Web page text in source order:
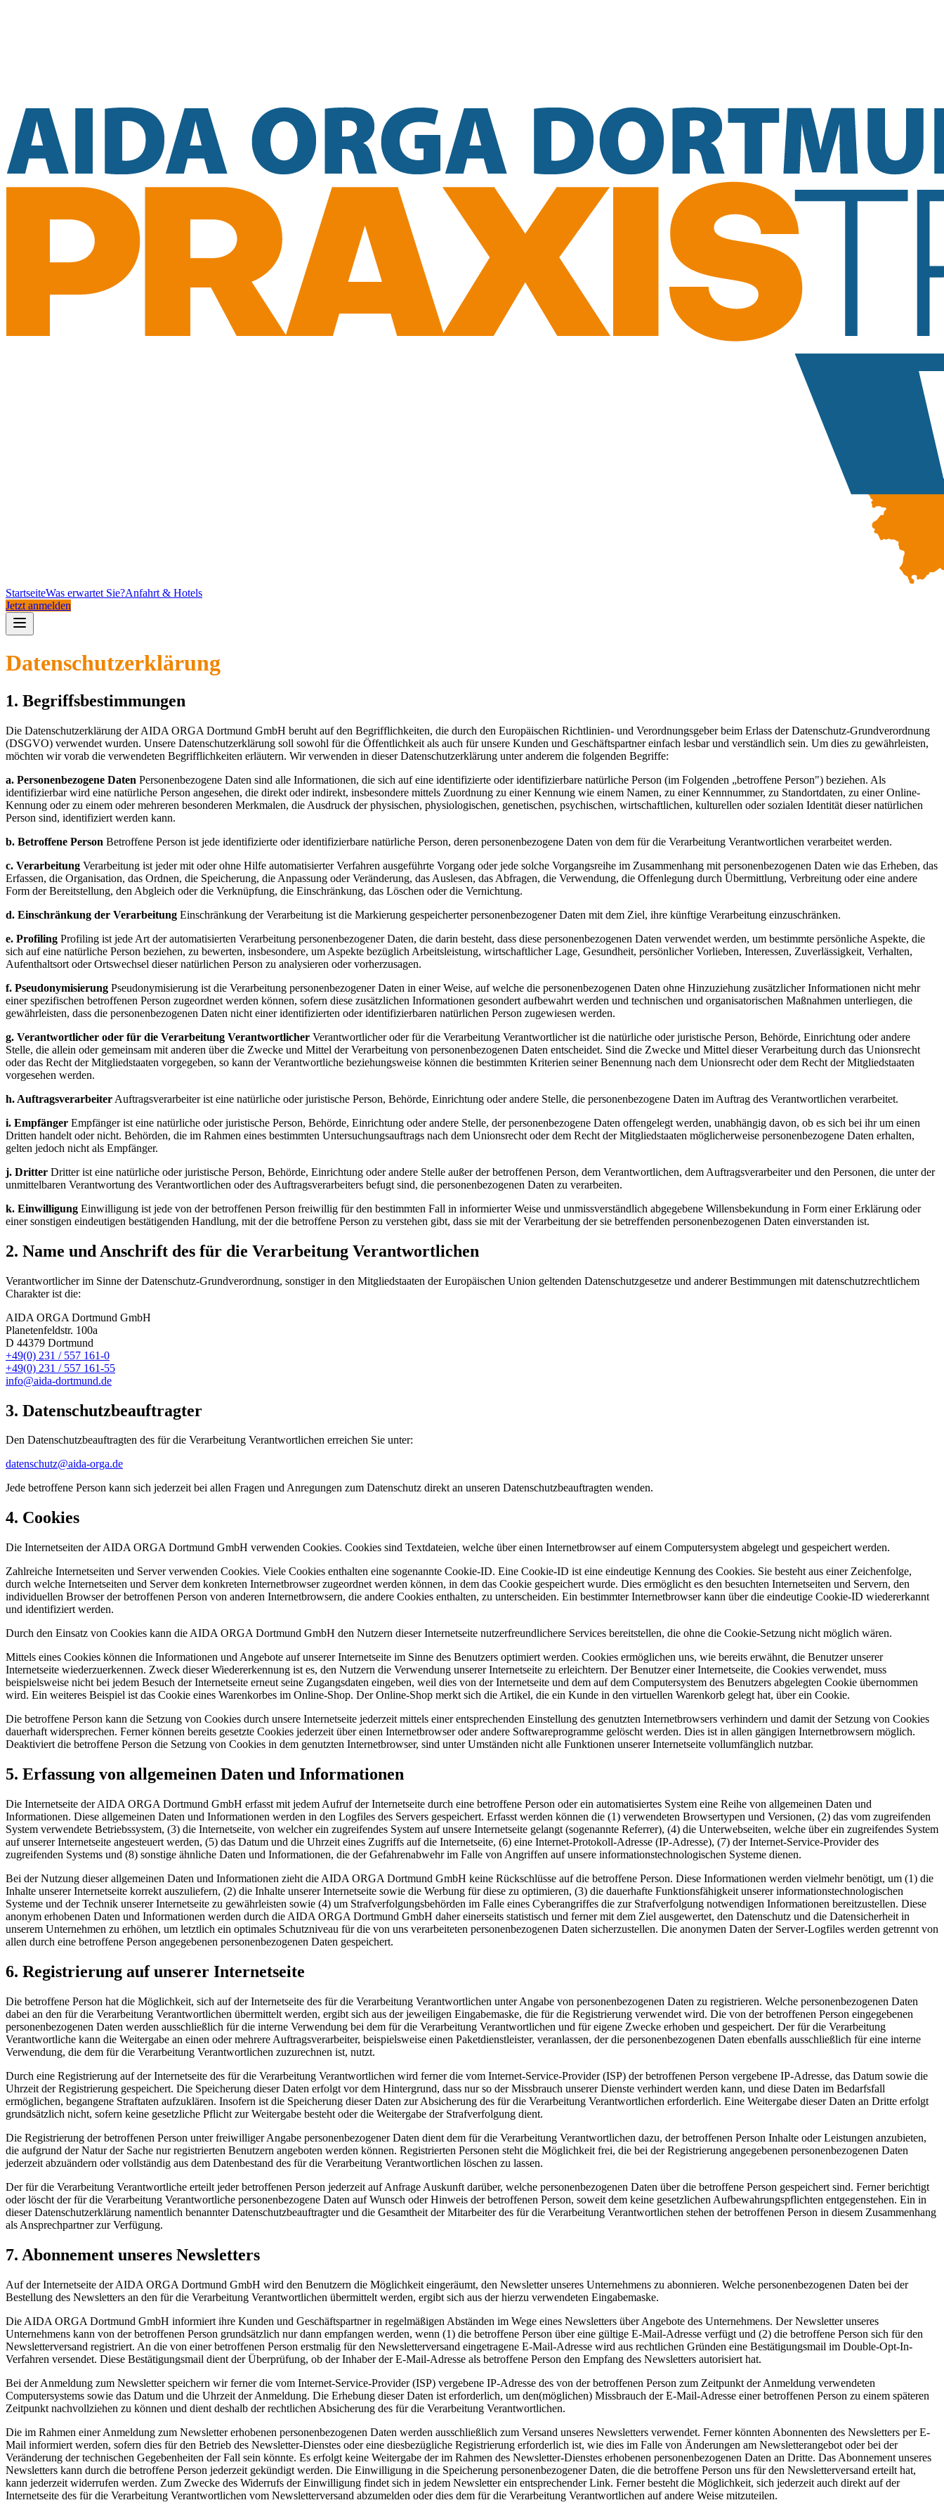
StartseiteWas erwartet Sie?Anfahrt & Hotels
Jetzt anmelden
Datenschutzerklärung
1. Begriffsbestimmungen
Die Datenschutzerklärung der AIDA ORGA Dortmund GmbH beruht auf den Begrifflichkeiten, die durch den Europäischen Richtlinien- und Verordnungsgeber beim Erlass der Datenschutz-Grundverordnung
(DSGVO) verwendet wurden. Unsere Datenschutzerklärung soll sowohl für die Öffentlichkeit als auch für unsere Kunden und Geschäftspartner einfach lesbar und verständlich sein. Um dies zu gewährleisten,
möchten wir vorab die verwendeten Begrifflichkeiten erläutern. Wir verwenden in dieser Datenschutzerklärung unter anderem die folgenden Begriffe:
a. Personenbezogene Daten Personenbezogene Daten sind alle Informationen, die sich auf eine identifizierte oder identifizierbare natürliche Person (im Folgenden „betroffene Person") beziehen. Als
identifizierbar wird eine natürliche Person angesehen, die direkt oder indirekt, insbesondere mittels Zuordnung zu einer Kennung wie einem Namen, zu einer Kennnummer, zu Standortdaten, zu einer Online-
Kennung oder zu einem oder mehreren besonderen Merkmalen, die Ausdruck der physischen, physiologischen, genetischen, psychischen, wirtschaftlichen, kulturellen oder sozialen Identität dieser natürlichen
Person sind, identifiziert werden kann.
b. Betroffene Person Betroffene Person ist jede identifizierte oder identifizierbare natürliche Person, deren personenbezogene Daten von dem für die Verarbeitung Verantwortlichen verarbeitet werden.
c. Verarbeitung Verarbeitung ist jeder mit oder ohne Hilfe automatisierter Verfahren ausgeführte Vorgang oder jede solche Vorgangsreihe im Zusammenhang mit personenbezogenen Daten wie das Erheben, das
Erfassen, die Organisation, das Ordnen, die Speicherung, die Anpassung oder Veränderung, das Auslesen, das Abfragen, die Verwendung, die Offenlegung durch Übermittlung, Verbreitung oder eine andere
Form der Bereitstellung, den Abgleich oder die Verknüpfung, die Einschränkung, das Löschen oder die Vernichtung.
d. Einschränkung der Verarbeitung Einschränkung der Verarbeitung ist die Markierung gespeicherter personenbezogener Daten mit dem Ziel, ihre künftige Verarbeitung einzuschränken.
e. Profiling Profiling ist jede Art der automatisierten Verarbeitung personenbezogener Daten, die darin besteht, dass diese personenbezogenen Daten verwendet werden, um bestimmte persönliche Aspekte, die
sich auf eine natürliche Person beziehen, zu bewerten, insbesondere, um Aspekte bezüglich Arbeitsleistung, wirtschaftlicher Lage, Gesundheit, persönlicher Vorlieben, Interessen, Zuverlässigkeit, Verhalten,
Aufenthaltsort oder Ortswechsel dieser natürlichen Person zu analysieren oder vorherzusagen.
f. Pseudonymisierung Pseudonymisierung ist die Verarbeitung personenbezogener Daten in einer Weise, auf welche die personenbezogenen Daten ohne Hinzuziehung zusätzlicher Informationen nicht mehr
einer spezifischen betroffenen Person zugeordnet werden können, sofern diese zusätzlichen Informationen gesondert aufbewahrt werden und technischen und organisatorischen Maßnahmen unterliegen, die
gewährleisten, dass die personenbezogenen Daten nicht einer identifizierten oder identifizierbaren natürlichen Person zugewiesen werden.
g. Verantwortlicher oder für die Verarbeitung Verantwortlicher Verantwortlicher oder für die Verarbeitung Verantwortlicher ist die natürliche oder juristische Person, Behörde, Einrichtung oder andere
Stelle, die allein oder gemeinsam mit anderen über die Zwecke und Mittel der Verarbeitung von personenbezogenen Daten entscheidet. Sind die Zwecke und Mittel dieser Verarbeitung durch das Unionsrecht
oder das Recht der Mitgliedstaaten vorgegeben, so kann der Verantwortliche beziehungsweise können die bestimmten Kriterien seiner Benennung nach dem Unionsrecht oder dem Recht der Mitgliedstaaten
vorgesehen werden.
h. Auftragsverarbeiter Auftragsverarbeiter ist eine natürliche oder juristische Person, Behörde, Einrichtung oder andere Stelle, die personenbezogene Daten im Auftrag des Verantwortlichen verarbeitet.
i. Empfänger Empfänger ist eine natürliche oder juristische Person, Behörde, Einrichtung oder andere Stelle, der personenbezogene Daten offengelegt werden, unabhängig davon, ob es sich bei ihr um einen
Dritten handelt oder nicht. Behörden, die im Rahmen eines bestimmten Untersuchungsauftrags nach dem Unionsrecht oder dem Recht der Mitgliedstaaten möglicherweise personenbezogene Daten erhalten,
gelten jedoch nicht als Empfänger.
j. Dritter Dritter ist eine natürliche oder juristische Person, Behörde, Einrichtung oder andere Stelle außer der betroffenen Person, dem Verantwortlichen, dem Auftragsverarbeiter und den Personen, die unter der
unmittelbaren Verantwortung des Verantwortlichen oder des Auftragsverarbeiters befugt sind, die personenbezogenen Daten zu verarbeiten.
k. Einwilligung Einwilligung ist jede von der betroffenen Person freiwillig für den bestimmten Fall in informierter Weise und unmissverständlich abgegebene Willensbekundung in Form einer Erklärung oder
einer sonstigen eindeutigen bestätigenden Handlung, mit der die betroffene Person zu verstehen gibt, dass sie mit der Verarbeitung der sie betreffenden personenbezogenen Daten einverstanden ist.
2. Name und Anschrift des für die Verarbeitung Verantwortlichen
Verantwortlicher im Sinne der Datenschutz-Grundverordnung, sonstiger in den Mitgliedstaaten der Europäischen Union geltenden Datenschutzgesetze und anderer Bestimmungen mit datenschutzrechtlichem
Charakter ist die:
AIDA ORGA Dortmund GmbH
Planetenfeldstr. 100a
D 44379 Dortmund
+49(0) 231 / 557 161-0
+49(0) 231 / 557 161-55
info@aida-dortmund.de
3. Datenschutzbeauftragter
Den Datenschutzbeauftragten des für die Verarbeitung Verantwortlichen erreichen Sie unter:
datenschutz@aida-orga.de
Jede betroffene Person kann sich jederzeit bei allen Fragen und Anregungen zum Datenschutz direkt an unseren Datenschutzbeauftragten wenden.
4. Cookies
Die Internetseiten der AIDA ORGA Dortmund GmbH verwenden Cookies. Cookies sind Textdateien, welche über einen Internetbrowser auf einem Computersystem abgelegt und gespeichert werden.
Zahlreiche Internetseiten und Server verwenden Cookies. Viele Cookies enthalten eine sogenannte Cookie-ID. Eine Cookie-ID ist eine eindeutige Kennung des Cookies. Sie besteht aus einer Zeichenfolge,
durch welche Internetseiten und Server dem konkreten Internetbrowser zugeordnet werden können, in dem das Cookie gespeichert wurde. Dies ermöglicht es den besuchten Internetseiten und Servern, den
individuellen Browser der betroffenen Person von anderen Internetbrowsern, die andere Cookies enthalten, zu unterscheiden. Ein bestimmter Internetbrowser kann über die eindeutige Cookie-ID wiedererkannt
und identifiziert werden.
Durch den Einsatz von Cookies kann die AIDA ORGA Dortmund GmbH den Nutzern dieser Internetseite nutzerfreundlichere Services bereitstellen, die ohne die Cookie-Setzung nicht möglich wären.
Mittels eines Cookies können die Informationen und Angebote auf unserer Internetseite im Sinne des Benutzers optimiert werden. Cookies ermöglichen uns, wie bereits erwähnt, die Benutzer unserer
Internetseite wiederzuerkennen. Zweck dieser Wiedererkennung ist es, den Nutzern die Verwendung unserer Internetseite zu erleichtern. Der Benutzer einer Internetseite, die Cookies verwendet, muss
beispielsweise nicht bei jedem Besuch der Internetseite erneut seine Zugangsdaten eingeben, weil dies von der Internetseite und dem auf dem Computersystem des Benutzers abgelegten Cookie übernommen
wird. Ein weiteres Beispiel ist das Cookie eines Warenkorbes im Online-Shop. Der Online-Shop merkt sich die Artikel, die ein Kunde in den virtuellen Warenkorb gelegt hat, über ein Cookie.
Die betroffene Person kann die Setzung von Cookies durch unsere Internetseite jederzeit mittels einer entsprechenden Einstellung des genutzten Internetbrowsers verhindern und damit der Setzung von Cookies
dauerhaft widersprechen. Ferner können bereits gesetzte Cookies jederzeit über einen Internetbrowser oder andere Softwareprogramme gelöscht werden. Dies ist in allen gängigen Internetbrowsern möglich.
Deaktiviert die betroffene Person die Setzung von Cookies in dem genutzten Internetbrowser, sind unter Umständen nicht alle Funktionen unserer Internetseite vollumfänglich nutzbar.
5. Erfassung von allgemeinen Daten und Informationen
Die Internetseite der AIDA ORGA Dortmund GmbH erfasst mit jedem Aufruf der Internetseite durch eine betroffene Person oder ein automatisiertes System eine Reihe von allgemeinen Daten und
Informationen. Diese allgemeinen Daten und Informationen werden in den Logfiles des Servers gespeichert. Erfasst werden können die (1) verwendeten Browsertypen und Versionen, (2) das vom zugreifenden
System verwendete Betriebssystem, (3) die Internetseite, von welcher ein zugreifendes System auf unsere Internetseite gelangt (sogenannte Referrer), (4) die Unterwebseiten, welche über ein zugreifendes System
auf unserer Internetseite angesteuert werden, (5) das Datum und die Uhrzeit eines Zugriffs auf die Internetseite, (6) eine Internet-Protokoll-Adresse (IP-Adresse), (7) der Internet-Service-Provider des
zugreifenden Systems und (8) sonstige ähnliche Daten und Informationen, die der Gefahrenabwehr im Falle von Angriffen auf unsere informationstechnologischen Systeme dienen.
Bei der Nutzung dieser allgemeinen Daten und Informationen zieht die AIDA ORGA Dortmund GmbH keine Rückschlüsse auf die betroffene Person. Diese Informationen werden vielmehr benötigt, um (1) die
Inhalte unserer Internetseite korrekt auszuliefern, (2) die Inhalte unserer Internetseite sowie die Werbung für diese zu optimieren, (3) die dauerhafte Funktionsfähigkeit unserer informationstechnologischen
Systeme und der Technik unserer Internetseite zu gewährleisten sowie (4) um Strafverfolgungsbehörden im Falle eines Cyberangriffes die zur Strafverfolgung notwendigen Informationen bereitzustellen. Diese
anonym erhobenen Daten und Informationen werden durch die AIDA ORGA Dortmund GmbH daher einerseits statistisch und ferner mit dem Ziel ausgewertet, den Datenschutz und die Datensicherheit in
unserem Unternehmen zu erhöhen, um letztlich ein optimales Schutzniveau für die von uns verarbeiteten personenbezogenen Daten sicherzustellen. Die anonymen Daten der Server-Logfiles werden getrennt von
allen durch eine betroffene Person angegebenen personenbezogenen Daten gespeichert.
6. Registrierung auf unserer Internetseite
Die betroffene Person hat die Möglichkeit, sich auf der Internetseite des für die Verarbeitung Verantwortlichen unter Angabe von personenbezogenen Daten zu registrieren. Welche personenbezogenen Daten
dabei an den für die Verarbeitung Verantwortlichen übermittelt werden, ergibt sich aus der jeweiligen Eingabemaske, die für die Registrierung verwendet wird. Die von der betroffenen Person eingegebenen
personenbezogenen Daten werden ausschließlich für die interne Verwendung bei dem für die Verarbeitung Verantwortlichen und für eigene Zwecke erhoben und gespeichert. Der für die Verarbeitung
Verantwortliche kann die Weitergabe an einen oder mehrere Auftragsverarbeiter, beispielsweise einen Paketdienstleister, veranlassen, der die personenbezogenen Daten ebenfalls ausschließlich für eine interne
Verwendung, die dem für die Verarbeitung Verantwortlichen zuzurechnen ist, nutzt.
Durch eine Registrierung auf der Internetseite des für die Verarbeitung Verantwortlichen wird ferner die vom Internet-Service-Provider (ISP) der betroffenen Person vergebene IP-Adresse, das Datum sowie die
Uhrzeit der Registrierung gespeichert. Die Speicherung dieser Daten erfolgt vor dem Hintergrund, dass nur so der Missbrauch unserer Dienste verhindert werden kann, und diese Daten im Bedarfsfall
ermöglichen, begangene Straftaten aufzuklären. Insofern ist die Speicherung dieser Daten zur Absicherung des für die Verarbeitung Verantwortlichen erforderlich. Eine Weitergabe dieser Daten an Dritte erfolgt
grundsätzlich nicht, sofern keine gesetzliche Pflicht zur Weitergabe besteht oder die Weitergabe der Strafverfolgung dient.
Die Registrierung der betroffenen Person unter freiwilliger Angabe personenbezogener Daten dient dem für die Verarbeitung Verantwortlichen dazu, der betroffenen Person Inhalte oder Leistungen anzubieten,
die aufgrund der Natur der Sache nur registrierten Benutzern angeboten werden können. Registrierten Personen steht die Möglichkeit frei, die bei der Registrierung angegebenen personenbezogenen Daten
jederzeit abzuändern oder vollständig aus dem Datenbestand des für die Verarbeitung Verantwortlichen löschen zu lassen.
Der für die Verarbeitung Verantwortliche erteilt jeder betroffenen Person jederzeit auf Anfrage Auskunft darüber, welche personenbezogenen Daten über die betroffene Person gespeichert sind. Ferner berichtigt
oder löscht der für die Verarbeitung Verantwortliche personenbezogene Daten auf Wunsch oder Hinweis der betroffenen Person, soweit dem keine gesetzlichen Aufbewahrungspflichten entgegenstehen. Ein in
dieser Datenschutzerklärung namentlich benannter Datenschutzbeauftragter und die Gesamtheit der Mitarbeiter des für die Verarbeitung Verantwortlichen stehen der betroffenen Person in diesem Zusammenhang
als Ansprechpartner zur Verfügung.
7. Abonnement unseres Newsletters
Auf der Internetseite der AIDA ORGA Dortmund GmbH wird den Benutzern die Möglichkeit eingeräumt, den Newsletter unseres Unternehmens zu abonnieren. Welche personenbezogenen Daten bei der
Bestellung des Newsletters an den für die Verarbeitung Verantwortlichen übermittelt werden, ergibt sich aus der hierzu verwendeten Eingabemaske.
Die AIDA ORGA Dortmund GmbH informiert ihre Kunden und Geschäftspartner in regelmäßigen Abständen im Wege eines Newsletters über Angebote des Unternehmens. Der Newsletter unseres
Unternehmens kann von der betroffenen Person grundsätzlich nur dann empfangen werden, wenn (1) die betroffene Person über eine gültige E-Mail-Adresse verfügt und (2) die betroffene Person sich für den
Newsletterversand registriert. An die von einer betroffenen Person erstmalig für den Newsletterversand eingetragene E-Mail-Adresse wird aus rechtlichen Gründen eine Bestätigungsmail im Double-Opt-In-
Verfahren versendet. Diese Bestätigungsmail dient der Überprüfung, ob der Inhaber der E-Mail-Adresse als betroffene Person den Empfang des Newsletters autorisiert hat.
Bei der Anmeldung zum Newsletter speichern wir ferner die vom Internet-Service-Provider (ISP) vergebene IP-Adresse des von der betroffenen Person zum Zeitpunkt der Anmeldung verwendeten
Computersystems sowie das Datum und die Uhrzeit der Anmeldung. Die Erhebung dieser Daten ist erforderlich, um den(möglichen) Missbrauch der E-Mail-Adresse einer betroffenen Person zu einem späteren
Zeitpunkt nachvollziehen zu können und dient deshalb der rechtlichen Absicherung des für die Verarbeitung Verantwortlichen.
Die im Rahmen einer Anmeldung zum Newsletter erhobenen personenbezogenen Daten werden ausschließlich zum Versand unseres Newsletters verwendet. Ferner könnten Abonnenten des Newsletters per E-
Mail informiert werden, sofern dies für den Betrieb des Newsletter-Dienstes oder eine diesbezügliche Registrierung erforderlich ist, wie dies im Falle von Änderungen am Newsletterangebot oder bei der
Veränderung der technischen Gegebenheiten der Fall sein könnte. Es erfolgt keine Weitergabe der im Rahmen des Newsletter-Dienstes erhobenen personenbezogenen Daten an Dritte. Das Abonnement unseres
Newsletters kann durch die betroffene Person jederzeit gekündigt werden. Die Einwilligung in die Speicherung personenbezogener Daten, die die betroffene Person uns für den Newsletterversand erteilt hat,
kann jederzeit widerrufen werden. Zum Zwecke des Widerrufs der Einwilligung findet sich in jedem Newsletter ein entsprechender Link. Ferner besteht die Möglichkeit, sich jederzeit auch direkt auf der
Internetseite des für die Verarbeitung Verantwortlichen vom Newsletterversand abzumelden oder dies dem für die Verarbeitung Verantwortlichen auf andere Weise mitzuteilen.